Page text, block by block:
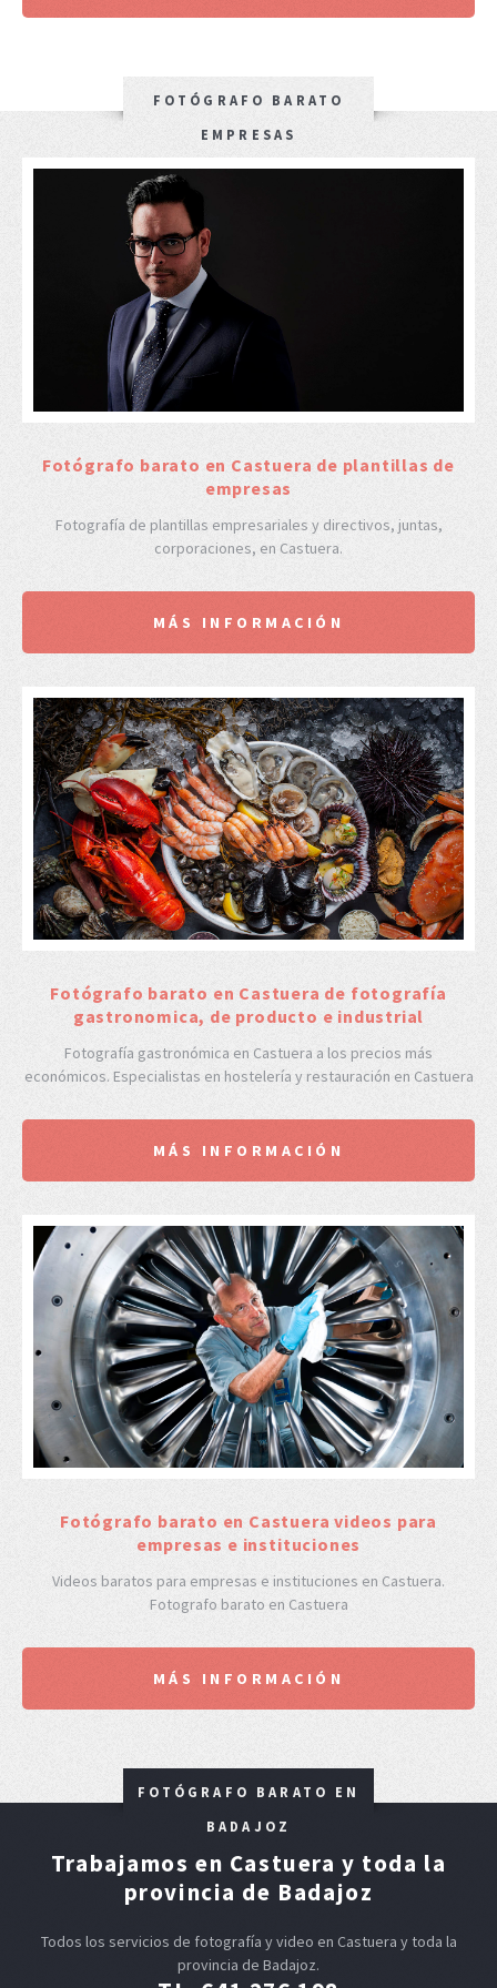
FOTÓGRAFO BARATO
EMPRESAS
Fotógrafo barato en Castuera de plantillas de
empresas
Fotografía de plantillas empresariales y directivos, juntas,
corporaciones, en Castuera.
MÁS INFORMACIÓN
Fotógrafo barato en Castuera de fotografía
gastronomica, de producto e industrial
Fotografía gastronómica en Castuera a los precios más
económicos. Especialistas en hostelería y restauración en Castuera
MÁS INFORMACIÓN
Fotógrafo barato en Castuera videos para
empresas e instituciones
Videos baratos para empresas e instituciones en Castuera.
Fotografo barato en Castuera
MÁS INFORMACIÓN
FOTÓGRAFO BARATO EN
BADAJOZ
Trabajamos en Castuera y toda la
provincia de Badajoz
Todos los servicios de fotografía y video en Castuera y toda la
provincia de Badajoz.